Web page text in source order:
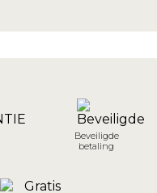
Beveiligde
betaling